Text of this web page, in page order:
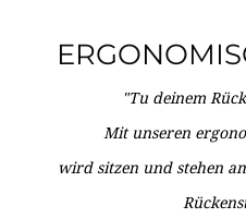
"Tu deinem
Mit unseren
wird sitzen und stehen